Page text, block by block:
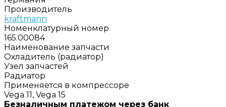
Производитель
kraftmann
Номенклатурный номер
165.00084
Наименование запчасти
Охладитель (радиатор)
Узел запчастей
Радиатор
Применяется в компрессоре
Vega 11, Vega 15
Безналичным платежом через банк